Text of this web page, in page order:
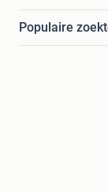
Populaire